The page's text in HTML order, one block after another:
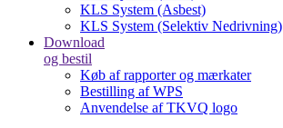
KLS System (Asbest)
KLS System (Selektiv Nedrivning)
Download
og bestil
Køb af rapporter og mærkater
Bestilling af WPS
Anvendelse af TKVQ logo